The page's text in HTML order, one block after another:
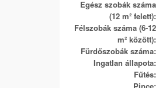
Egész szobák száma
(12 m² felett):
Félszobák száma (6-12
m² között):
Fürdőszobák száma:
Ingatlan állapota:
Fűtés: